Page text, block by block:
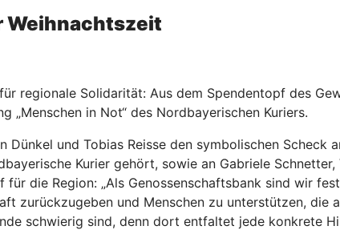
Weihnachtszeit
regionale Solidarität: Aus dem Spendentopf des
„Menschen in Not“ des Nordbayerischen Kuriers.
und Tobias Reisse den symbolischen Scheck
Kurier gehört, sowie an Gabriele
die Region: „Als Genossenschaftsbank sind wir
zurückzugeben und Menschen zu unterstützen, die
schwierig sind, denn dort entfaltet jede konkrete